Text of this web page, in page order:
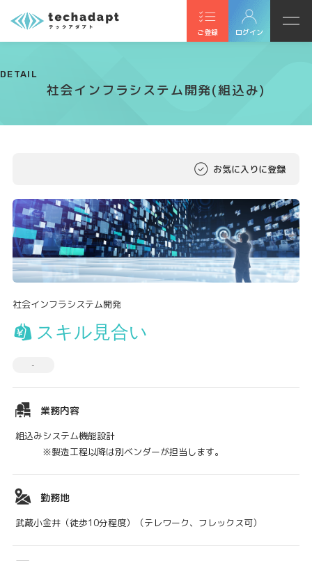
ご登録 ログイン
DETAIL
社会インフラシステム開発(組込み)
お気に入りに登録
社会インフラシステム開発
スキル見合い
-
業務内容
組込みシステム機能設計
※製造工程以降は別ベンダーが担当します。
勤務地
武蔵小金井（徒歩10分程度）（テレワーク、フレックス可）